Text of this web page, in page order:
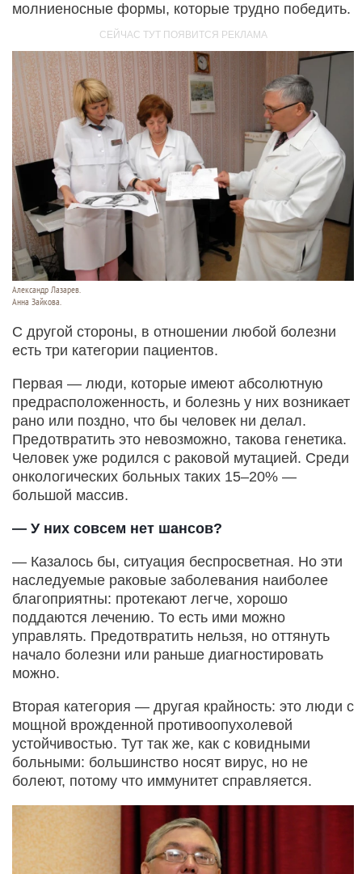
молниеносные формы, которые трудно победить.
Александр Лазарев.
Анна Зайкова.
С другой стороны, в отношении любой болезни
есть три категории пациентов.
Первая — люди, которые имеют абсолютную
предрасположенность, и болезнь у них возникает
рано или поздно, что бы человек ни делал.
Предотвратить это невозможно, такова генетика.
Человек уже родился с раковой мутацией. Среди
онкологических больных таких 15–20% —
большой массив.
— У них совсем нет шансов?
— Казалось бы, ситуация беспросветная. Но эти
наследуемые раковые заболевания наиболее
благоприятны: протекают легче, хорошо
поддаются лечению. То есть ими можно
управлять. Предотвратить нельзя, но оттянуть
начало болезни или раньше диагностировать
можно.
Вторая категория — другая крайность: это люди с
мощной врожденной противоопухолевой
устойчивостью. Тут так же, как с ковидными
больными: большинство носят вирус, но не
болеют, потому что иммунитет справляется.